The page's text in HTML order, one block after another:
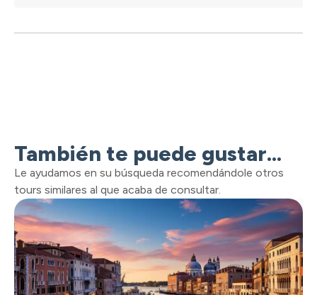
También te puede gustar...
Le ayudamos en su búsqueda recomendándole otros
tours similares al que acaba de consultar.